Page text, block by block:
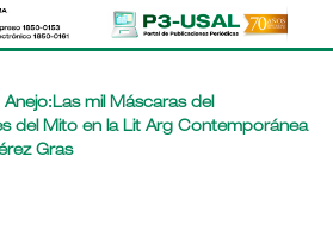
mil Máscaras del
del Mito en la Lit Arg Contemporánea
Gras